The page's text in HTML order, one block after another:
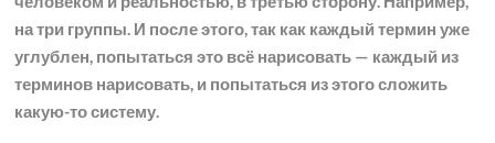
на три группы. И после этого, так как каждый термин уже
углублен, попытаться это всё нарисовать — каждый из
терминов нарисовать, и попытаться из этого сложить
какую-то систему.